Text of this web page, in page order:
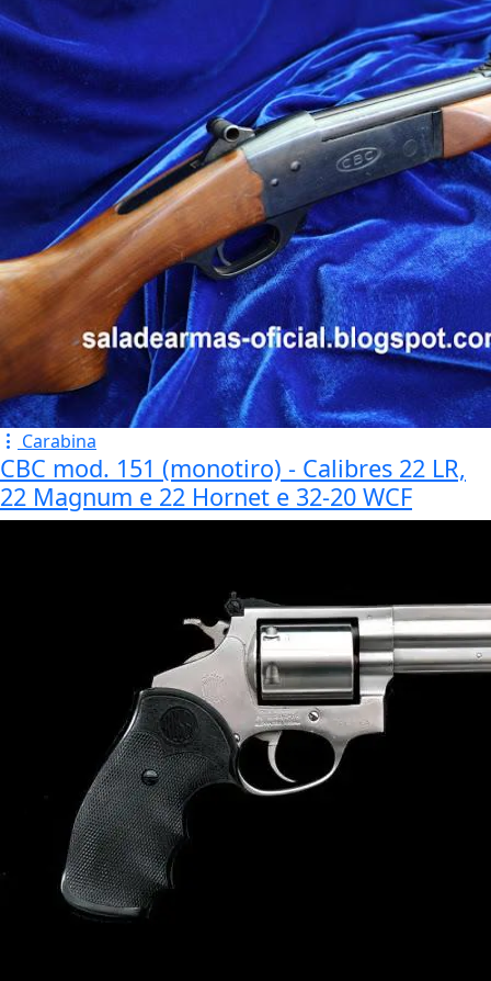
Carabina
CBC mod. 151 (monotiro) - Calibres 22 LR,
22 Magnum e 22 Hornet e 32-20 WCF